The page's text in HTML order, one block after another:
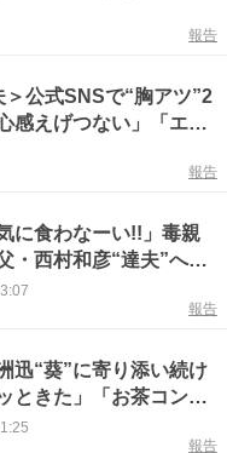
報告
＞公式SNSで“胸アツ”2
えげつない」「エモ
報告
に食わなーい!!」毒親
・西村和彦“達夫”への
命3ヶ月のサレ夫＞
報告
迅“葵”に寄り添い続け
ときた」「お茶コント
のサレ夫＞
報告